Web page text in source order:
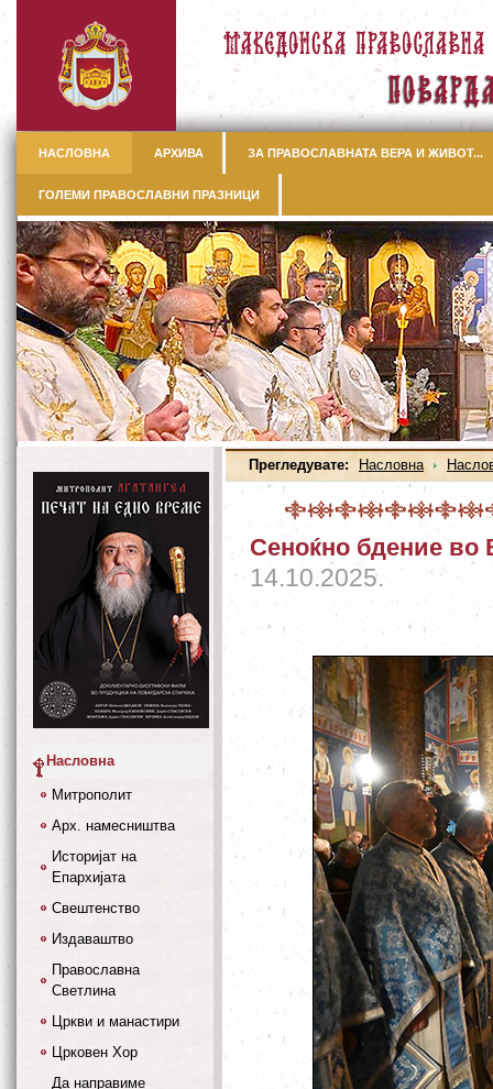
НАСЛОВНА АРХИВА ЗА ПРАВОСЛАВНАТА ВЕРА И ЖИВОТ...
ГОЛЕМИ ПРАВОСЛАВНИ ПРАЗНИЦИ
Прегледувате: Насловна
Сеноќно бдение во
14.10.2025.
Насловна
Митрополит
Арх. намесништва
Историјат на
Епархијата
Свештенство
Издаваштво
Православна
Светлина
Цркви и манастири
Црковен Хор
Да направиме